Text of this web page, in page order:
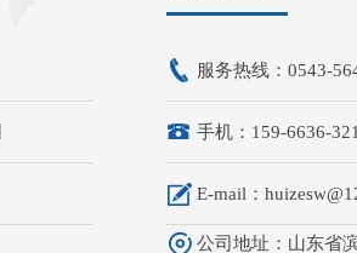
服务热线：0543-
手机：159-6636-
E-mail：
公司地址：山东省